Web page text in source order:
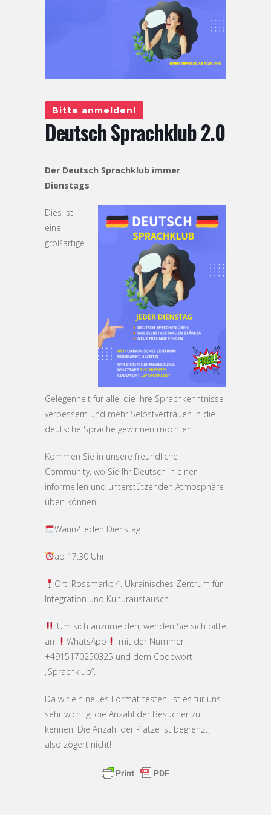
Bitte anmelden!
Deutsch Sprachklub 2.0
Der Deutsch Sprachklub immer
Dienstags
Dies ist
eine
großartige
Gelegenheit für alle, die ihre Sprachkenntnisse
verbessern und mehr Selbstvertrauen in die
deutsche Sprache gewinnen möchten.
Kommen Sie in unsere freundliche
Community, wo Sie Ihr Deutsch in einer
informellen und unterstützenden Atmosphäre
üben können.
Wann? jeden Dienstag
ab 17:30 Uhr
Ort: Rossmarkt 4. Ukrainisches Zentrum für
Integration und Kulturaustausch
Um sich anzumelden, wenden Sie sich bitte
an
WhatsApp
mit der Nummer
+4915170250325 und dem Codewort
„Sprachklub“.
Da wir ein neues Format testen, ist es für uns
sehr wichtig, die Anzahl der Besucher zu
kennen. Die Anzahl der Plätze ist begrenzt,
also zögert nicht!